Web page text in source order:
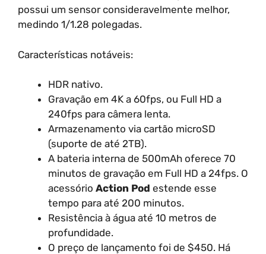
possui um sensor consideravelmente melhor,
medindo 1/1.28 polegadas.
Características notáveis:
HDR nativo.
Gravação em 4K a 60fps, ou Full HD a
240fps para câmera lenta.
Armazenamento via cartão microSD
(suporte de até 2TB).
A bateria interna de 500mAh oferece 70
minutos de gravação em Full HD a 24fps. O
acessório Action Pod estende esse
tempo para até 200 minutos.
Resistência à água até 10 metros de
profundidade.
O preço de lançamento foi de $450. Há